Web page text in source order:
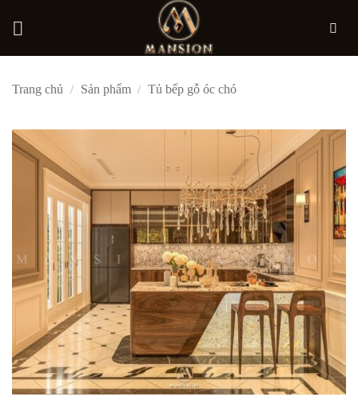
qua
nội
dung
Trang chủ / Sản phẩm / Tủ bếp gỗ óc chó